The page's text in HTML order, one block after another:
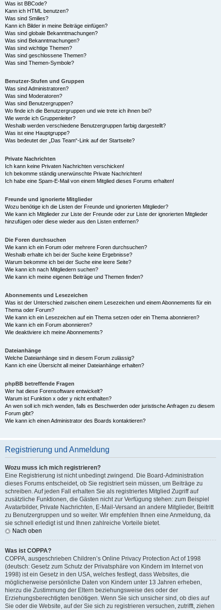
Was ist BBCode?
Kann ich HTML benutzen?
Was sind Smilies?
Kann ich Bilder in meine Beiträge einfügen?
Was sind globale Bekanntmachungen?
Was sind Bekanntmachungen?
Was sind wichtige Themen?
Was sind geschlossene Themen?
Was sind Themen-Symbole?
Benutzer-Stufen und Gruppen
Was sind Administratoren?
Was sind Moderatoren?
Was sind Benutzergruppen?
Wo finde ich die Benutzergruppen und wie trete ich ihnen bei?
Wie werde ich Gruppenleiter?
Weshalb werden verschiedene Benutzergruppen farbig dargestellt?
Was ist eine Hauptgruppe?
Was bedeutet der „Das Team“-Link auf der Startseite?
Private Nachrichten
Ich kann keine Privaten Nachrichten verschicken!
Ich bekomme ständig unerwünschte Private Nachrichten!
Ich habe eine Spam-E-Mail von einem Mitglied dieses Forums erhalten!
Freunde und ignorierte Mitglieder
Wozu benötige ich die Listen der Freunde und ignorierten Mitglieder?
Wie kann ich Mitglieder zur Liste der Freunde oder zur Liste der ignorierten Mitglieder
hinzufügen oder diese wieder aus den Listen entfernen?
Die Foren durchsuchen
Wie kann ich ein Forum oder mehrere Foren durchsuchen?
Weshalb erhalte ich bei der Suche keine Ergebnisse?
Warum bekomme ich bei der Suche eine leere Seite?
Wie kann ich nach Mitgliedern suchen?
Wie kann ich meine eigenen Beiträge und Themen finden?
Abonnements und Lesezeichen
Was ist der Unterschied zwischen einem Lesezeichen und einem Abonnements für ein
Thema oder Forum?
Wie kann ich ein Lesezeichen auf ein Thema setzen oder ein Thema abonnieren?
Wie kann ich ein Forum abonnieren?
Wie deaktiviere ich meine Abonnements?
Dateianhänge
Welche Dateianhänge sind in diesem Forum zulässig?
Kann ich eine Übersicht all meiner Dateianhänge erhalten?
phpBB betreffende Fragen
Wer hat diese Forensoftware entwickelt?
Warum ist Funktion x oder y nicht enthalten?
An wen soll ich mich wenden, falls es Beschwerden oder juristische Anfragen zu diesem
Forum gibt?
Wie kann ich einen Administrator des Boards kontaktieren?
Registrierung und Anmeldung
Wozu muss ich mich registrieren?
Eine Registrierung ist nicht unbedingt zwingend. Die Board-Administration
dieses Forums entscheidet, ob Sie registriert sein müssen, um Beiträge zu
schreiben. Auf jeden Fall erhalten Sie als registriertes Mitglied Zugriff auf
zusätzliche Funktionen, die Gästen nicht zur Verfügung stehen: zum Beispiel
Avatarbilder, Private Nachrichten, E-Mail-Versand an andere Mitglieder, Beitritt
zu Benutzergruppen und so weiter. Wir empfehlen Ihnen eine Anmeldung, da
sie schnell erledigt ist und Ihnen zahlreiche Vorteile bietet.
Nach oben
Was ist COPPA?
COPPA, ausgeschrieben Children’s Online Privacy Protection Act of 1998
(deutsch: Gesetz zum Schutz der Privatsphäre von Kindern im Internet von
1998) ist ein Gesetz in den USA, welches festlegt, dass Websites, die
möglicherweise persönliche Daten von Kindern unter 13 Jahren erheben,
hierzu die Zustimmung der Eltern beziehungsweise des oder der
Erziehungsberechtigten benötigen. Wenn Sie sich unsicher sind, ob dies auf
Sie oder die Website, auf der Sie sich zu registrieren versuchen, zutrifft, ziehen